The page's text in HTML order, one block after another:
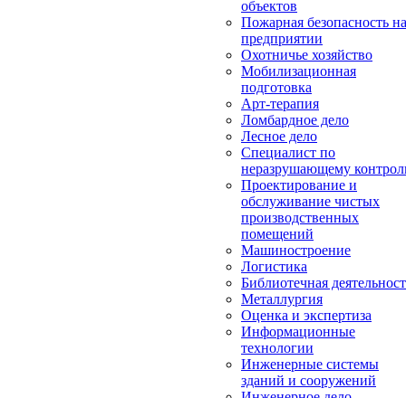
объектов
Пожарная безопасность на
предприятии
Охотничье хозяйство
Мобилизационная
подготовка
Арт-терапия
Ломбардное дело
Лесное дело
Специалист по
неразрушающему
Проектирование и
обслуживание чистых
производственных
помещений
Машиностроение
Логистика
Библиотечная
Металлургия
Оценка и экспертиза
Информационные
технологии
Инженерные системы
зданий и сооружений